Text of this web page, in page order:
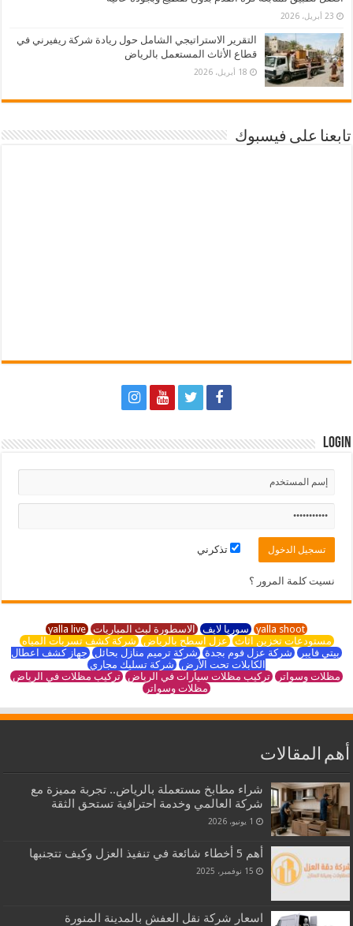
23 أبريل، 2026
التقرير الاستراتيجي الشامل حول ريادة شركة ريفيرني في
قطاع الأثاث المستعمل بالرياض
18 أبريل، 2026
تابعنا على فيسبوك
Login
تذكرني
نسيت كلمة المرور ؟
yalla shoot سوريا لايف الاسطورة لبث المباريات yalla live
مستودعات تخزين اثاث عزل اسطح بالرياض شركة كشف تسربات المياه
بيتي فايبر شركة عزل فوم بجدة شركة ترميم منازل بحائل جهاز كشف اعطال
الكابلات تحت الأرض شركة تسليك مجاري
مظلات وسواتر تركيب مظلات سيارات في الرياض تركيب مظلات في الرياض
مظلات وسواتر
أهم المقالات
شراء مطابخ مستعملة بالرياض.. تجربة مميزة مع
شركة العالمي وخدمة احترافية تستحق الثقة
1 يونيو، 2026
أهم 5 أخطاء شائعة في تنفيذ العزل وكيف تتجنبها
15 نوفمبر، 2025
اسعار شركة نقل العفش بالمدينة المنورة